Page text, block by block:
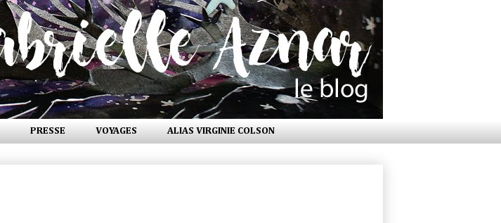
PRESSE VOYAGES ALIAS VIRGINIE COLSON